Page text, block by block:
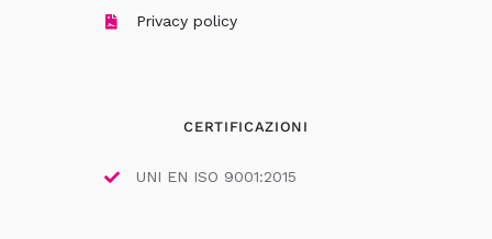
Privacy policy
CERTIFICAZIONI
UNI EN ISO 9001:2015